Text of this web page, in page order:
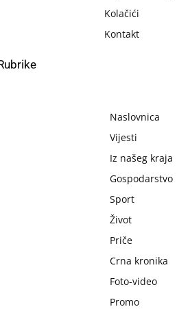
Kolačići
Kontakt
Naslovnica
Vijesti
Iz našeg kraja
Gospodarstvo
Sport
Život
Priče
Crna kronika
Foto-video
Promo